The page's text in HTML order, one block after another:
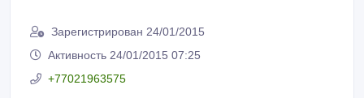
Зарегистрирован 24/01/2015
Активность 24/01/2015 07:25
+77021963575